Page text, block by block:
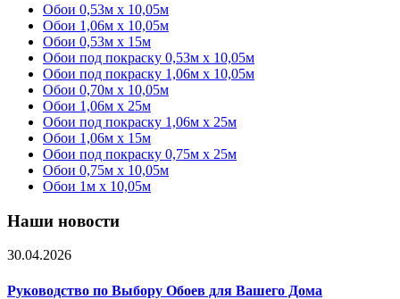
Обои 0,53м x 10,05м
Обои 1,06м х 10,05м
Обои 0,53м x 15м
Обои под покраску 0,53м x 10,05м
Обои под покраску 1,06м х 10,05м
Обои 0,70м x 10,05м
Обои 1,06м x 25м
Обои под покраску 1,06м x 25м
Обои 1,06м x 15м
Обои под покраску 0,75м x 25м
Обои 0,75м x 10,05м
Обои 1м х 10,05м
Наши новости
30.04.2026
Руководство по Выбору Обоев для Вашего Дома